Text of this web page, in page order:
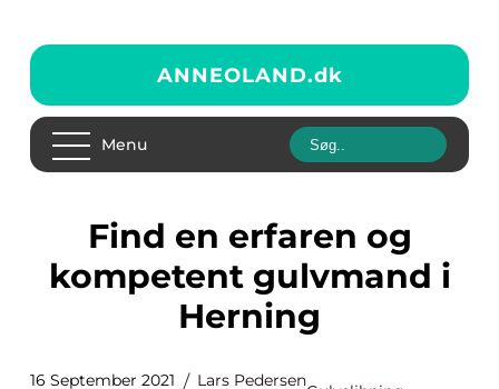
ANNEOLAND.dk
Menu
Find en erfaren og
kompetent gulvmand i
Herning
16 September 2021 Lars Pedersen